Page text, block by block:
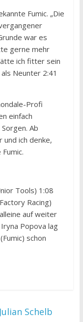
Fumic. „Die
war es
gerne mehr
ich fitter sein
Neunter 2:41
Profi
einfach
Ab
ich denke,
Tools) 1:08
Racing)
auf weiter
Popova lag
schon
Schelb